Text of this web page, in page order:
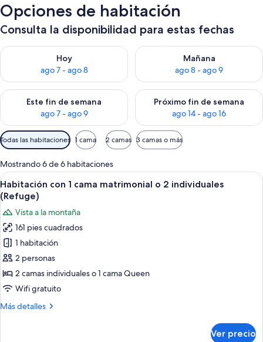
Opciones de habitación
Consulta la disponibilidad para estas fechas
Hoy
ago 7 - ago 8
Consulta la disponibilidad para hoy ago 7 - ago 8
Mañana
ago 8 - ago 9
Consulta la disponibilidad
Este fin de semana
ago 7 - ago 9
Consulta la disponibilidad para este fin de semana ago 7 -
Próximo fin de semana
ago 14 - ago 16
Consulta la disponibilidad
Filtros
disponibles
para
las
habitaciones
Todas las habitaciones 1 cama 2 camas 3 camas o más
Mostrando 6 de 6 habitaciones
Abrir
todas
las
fotos
de
Habitación
con
1
cama
o
Una habitación de madera con
7
Habitación con 1 cama matrimonial o 2 individuales
(Refuge)
Vista a la montaña
161 pies cuadrados
1 habitación
2 personas
2 camas individuales o 1 cama Queen
Wifi gratuito
Más detalles
Más
Ver precio